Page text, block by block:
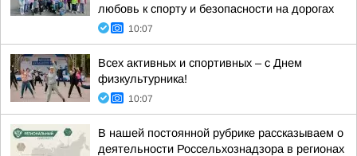
любовь к спорту и безопасности на дорогах
10:07
Всех активных и спортивных – с Днем
физкультурника!
10:07
В нашей постоянной рубрике рассказываем о
деятельности Россельхознадзора в регионах